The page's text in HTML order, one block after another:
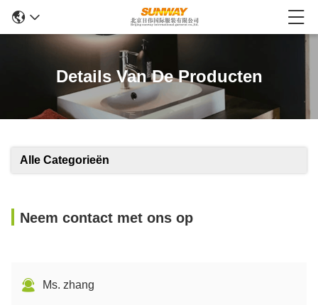
Details Van De Producten
Alle Categorieën
Neem contact met ons op
Ms. zhang